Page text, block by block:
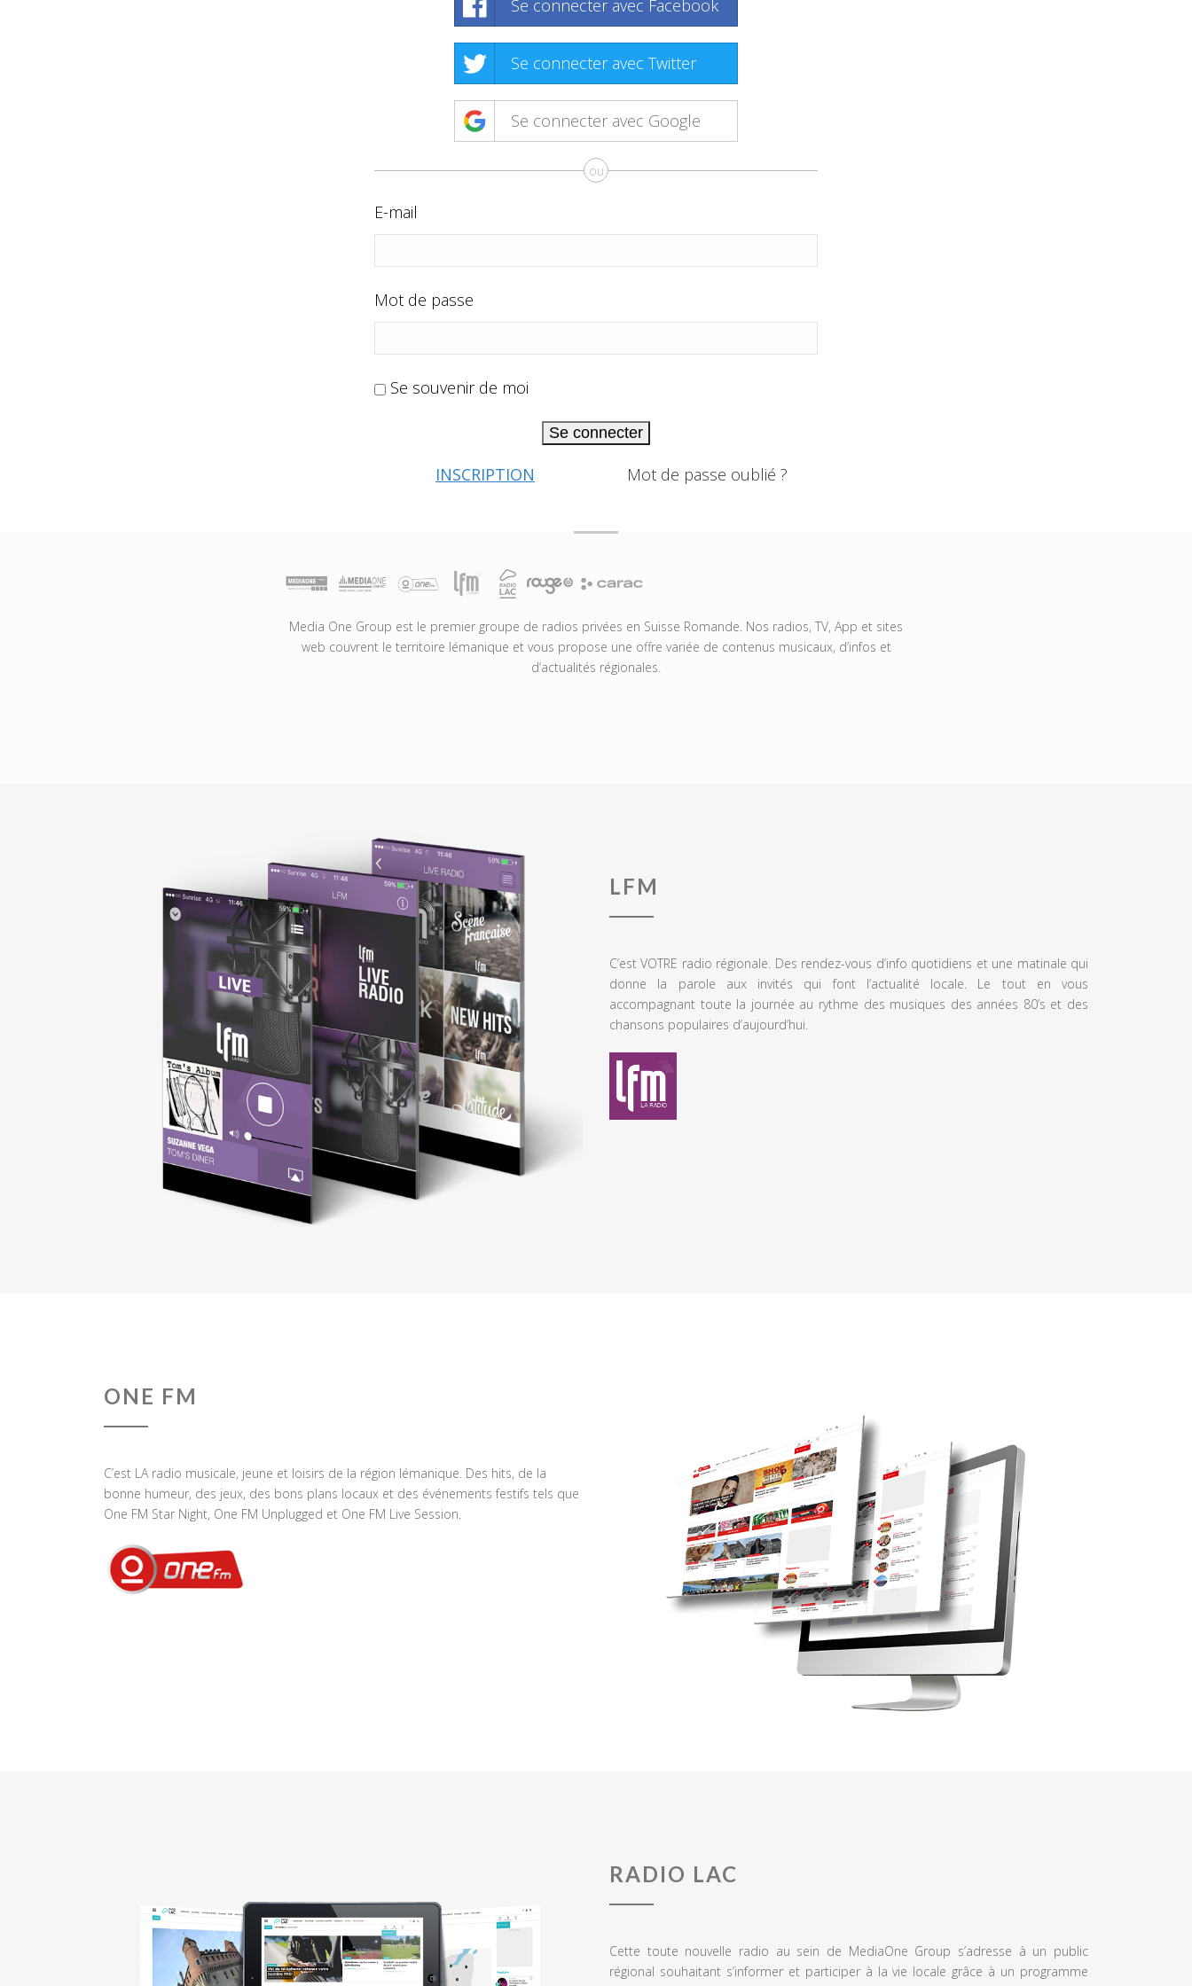
Se connecter avec Facebook
Se connecter avec Twitter
Se connecter avec Google
ou
E-mail
Mot de passe
Se souvenir de moi
Se connecter
INSCRIPTION Mot de passe oublié ?
Media One Group est le premier groupe de radios privées en Suisse Romande. Nos radios, TV, App et sites
web couvrent le territoire lémanique et vous propose une offre variée de contenus musicaux, d’infos et
d’actualités régionales.
LFM
C’est VOTRE radio régionale. Des rendez-vous d’info quotidiens et une matinale qui
donne la parole aux invités qui font l’actualité locale. Le tout en vous
accompagnant toute la journée au rythme des musiques des années 80’s et des
chansons populaires d’aujourd’hui.
ONE FM
C’est LA radio musicale, jeune et loisirs de la région lémanique. Des hits, de la
bonne humeur, des jeux, des bons plans locaux et des événements festifs tels que
One FM Star Night, One FM Unplugged et One FM Live Session.
RADIO LAC
Cette toute nouvelle radio au sein de MediaOne Group s’adresse à un public
régional souhaitant s’informer et participer à la vie locale grâce à un programme